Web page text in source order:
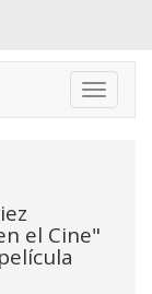
Toggle
el Cine"